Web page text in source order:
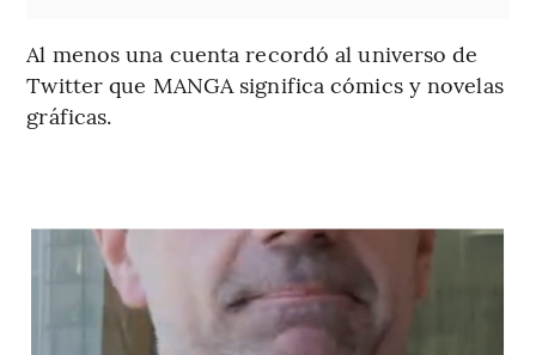
Al menos una cuenta recordó al universo de
Twitter que MANGA significa cómics y novelas
gráficas.